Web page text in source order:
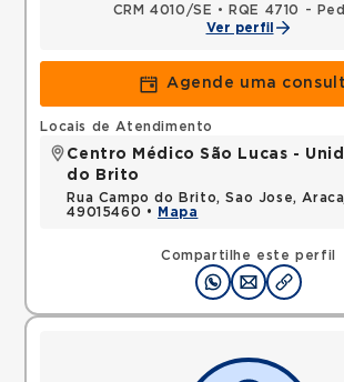
CRM 4010/SE •
RQE 4710 -
Ver perfil
Agende uma
Compartilhe este perfil
Locais de Atendimento
Centro Médico São Lucas -
do Brito
Rua Campo do Brito, Sao Jose,
49015460 •
Mapa